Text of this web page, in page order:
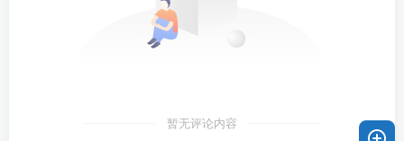
暂无评论内容